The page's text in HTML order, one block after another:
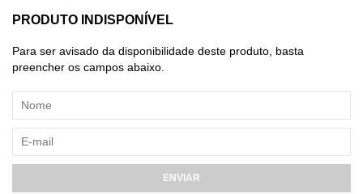
PRODUTO INDISPONÍVEL
Para ser avisado da disponibilidade deste produto, basta
preencher os campos abaixo.
ENVIAR